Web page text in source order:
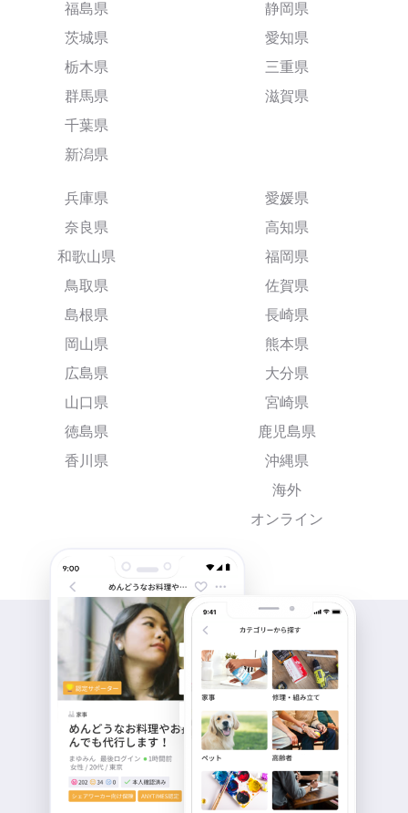
福島県
茨城県
栃木県
群馬県
千葉県
新潟県
静岡県
愛知県
三重県
滋賀県
兵庫県
奈良県
和歌山県
鳥取県
島根県
岡山県
広島県
山口県
徳島県
香川県
愛媛県
高知県
福岡県
佐賀県
長崎県
熊本県
大分県
宮崎県
鹿児島県
沖縄県
海外
オンライン